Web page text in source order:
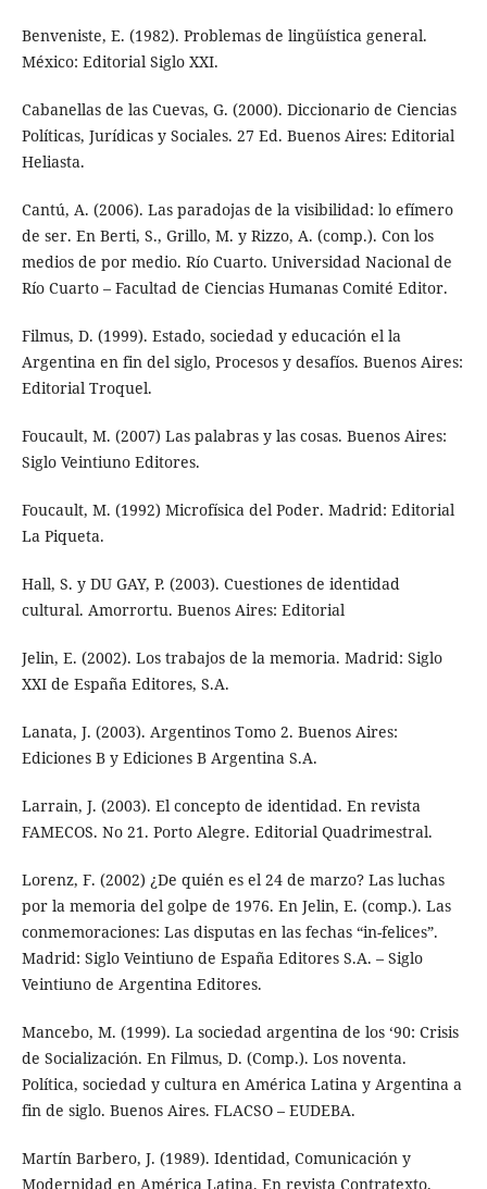
Benveniste, E. (1982). Problemas de lingüística general.
México: Editorial Siglo XXI.
Cabanellas de las Cuevas, G. (2000). Diccionario de Ciencias
Políticas, Jurídicas y Sociales. 27 Ed. Buenos Aires: Editorial
Heliasta.
Cantú, A. (2006). Las paradojas de la visibilidad: lo efímero
de ser. En Berti, S., Grillo, M. y Rizzo, A. (comp.). Con los
medios de por medio. Río Cuarto. Universidad Nacional de
Río Cuarto – Facultad de Ciencias Humanas Comité Editor.
Filmus, D. (1999). Estado, sociedad y educación el la
Argentina en fin del siglo, Procesos y desafíos. Buenos Aires:
Editorial Troquel.
Foucault, M. (2007) Las palabras y las cosas. Buenos Aires:
Siglo Veintiuno Editores.
Foucault, M. (1992) Microfísica del Poder. Madrid: Editorial
La Piqueta.
Hall, S. y DU GAY, P. (2003). Cuestiones de identidad
cultural. Amorrortu. Buenos Aires: Editorial
Jelin, E. (2002). Los trabajos de la memoria. Madrid: Siglo
XXI de España Editores, S.A.
Lanata, J. (2003). Argentinos Tomo 2. Buenos Aires:
Ediciones B y Ediciones B Argentina S.A.
Larrain, J. (2003). El concepto de identidad. En revista
FAMECOS. No 21. Porto Alegre. Editorial Quadrimestral.
Lorenz, F. (2002) ¿De quién es el 24 de marzo? Las luchas
por la memoria del golpe de 1976. En Jelin, E. (comp.). Las
conmemoraciones: Las disputas en las fechas “in-felices”.
Madrid: Siglo Veintiuno de España Editores S.A. – Siglo
Veintiuno de Argentina Editores.
Mancebo, M. (1999). La sociedad argentina de los ‘90: Crisis
de Socialización. En Filmus, D. (Comp.). Los noventa.
Política, sociedad y cultura en América Latina y Argentina a
fin de siglo. Buenos Aires. FLACSO – EUDEBA.
Martín Barbero, J. (1989). Identidad, Comunicación y
Modernidad en América Latina. En revista Contratexto.